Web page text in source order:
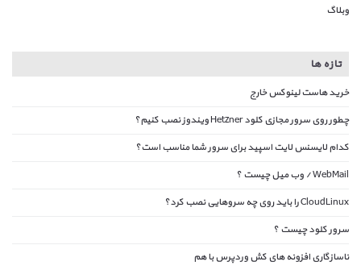
وبلاگ
تازه ها
خرید هاست لینوکس خارج
چطور روی سرور مجازی کلود Hetzner ویندوز نصب کنیم؟
کدام لایسنس لایت اسپید برای سرور شما مناسب است؟
WebMail / وب میل چیست ؟
CloudLinux را باید روی چه سروهایی نصب کرد؟
سرور کلود چیست ؟
ناسازگاری افزونه های کش وردپرس با هم